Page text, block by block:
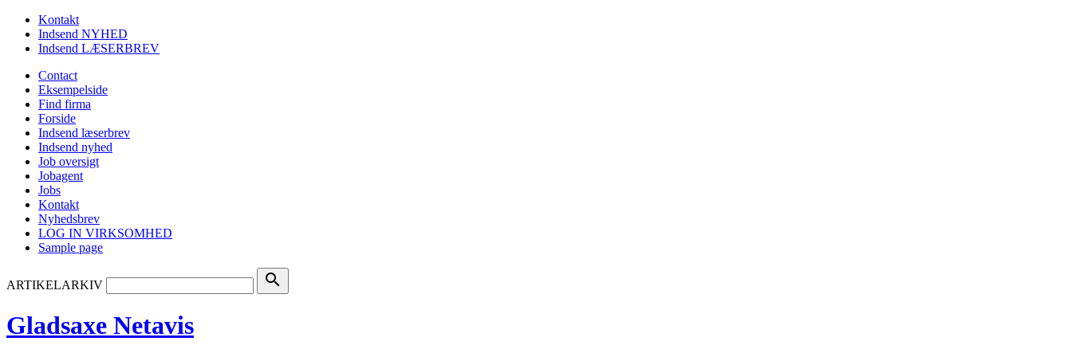
Kontakt
Indsend NYHED
Indsend LÆSERBREV
Contact
Eksempelside
Find firma
Forside
Indsend læserbrev
Indsend nyhed
Job oversigt
Jobagent
Jobs
Kontakt
Nyhedsbrev
LOG IN VIRKSOMHED
Sample page
ARTIKELARKIV search
Gladsaxe Netavis